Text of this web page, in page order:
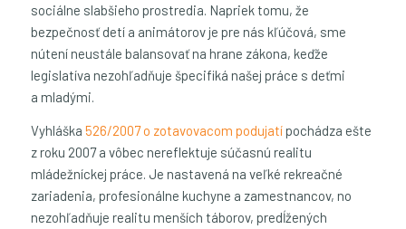
sociálne slabšieho prostredia. Napriek tomu, že
bezpečnosť detí a animátorov je pre nás kľúčová, sme
nútení neustále balansovať na hrane zákona, keďže
legislatíva nezohľadňuje špecifiká našej práce s deťmi
a mladými.
Vyhláška 526/2007 o zotavovacom podujatípochádza ešte
z roku 2007 a vôbec nereflektuje súčasnú realitu
mládežníckej práce. Je nastavená na veľké rekreačné
zariadenia, profesionálne kuchyne a zamestnancov, no
nezohľadňuje realitu menších táborov, predĺžených